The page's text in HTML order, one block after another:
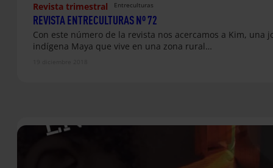
Revista trimestral Entreculturas
REVISTA ENTRECULTURAS Nº 72
Con este número de la revista nos acercamos a Kim, una
indígena Maya que vive en una zona rural…